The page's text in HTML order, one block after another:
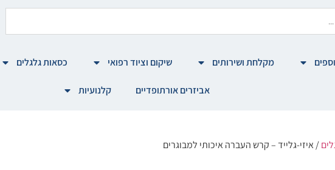
מקלחת ושירותים שיקום וציוד רפואי כסאות גלגלים
אביזרים אורתופדיים קלנועיות
/ איזי-גלייד – קרש העברה איכותי למבוגרים